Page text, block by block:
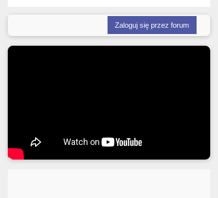
Zaloguj się przez forum